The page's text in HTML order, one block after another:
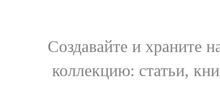
Создавайте и храните
коллекцию: статьи,